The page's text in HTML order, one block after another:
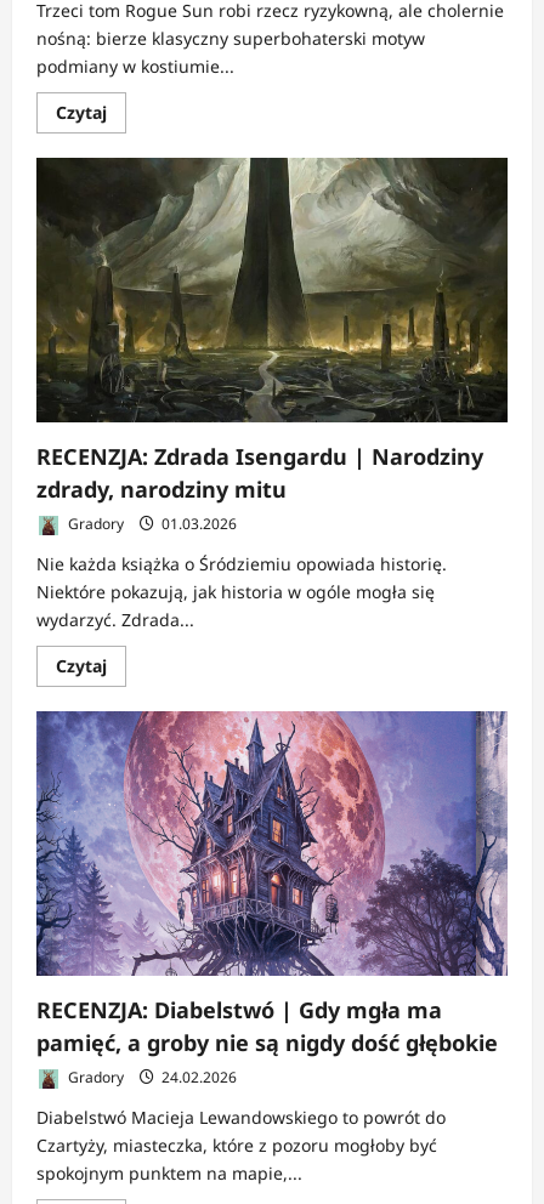
Trzeci tom Rogue Sun robi rzecz ryzykowną, ale cholernie
nośną: bierze klasyczny superbohaterski motyw
podmiany w kostiumie...
CzytajDowiedz
się
o
RECENZJA:
Rogue
3
|
Dziedzictwo,
które
kradnie
ciało
i
zostawia
rachunek
RECENZJA: Zdrada Isengardu | Narodziny
zdrady, narodziny mitu
Gradory 01.03.2026
Nie każda książka o Śródziemiu opowiada historię.
Niektóre pokazują, jak historia w ogóle mogła się
wydarzyć. Zdrada...
CzytajDowiedz
się
o
RECENZJA:
Zdrada
Isengardu
|
Narodziny
zdrady,
narodziny
mitu
RECENZJA: Diabelstwó | Gdy mgła ma
pamięć, a groby nie są nigdy dość głębokie
Gradory 24.02.2026
Diabelstwó Macieja Lewandowskiego to powrót do
Czartyży, miasteczka, które z pozoru mogłoby być
spokojnym punktem na mapie,...